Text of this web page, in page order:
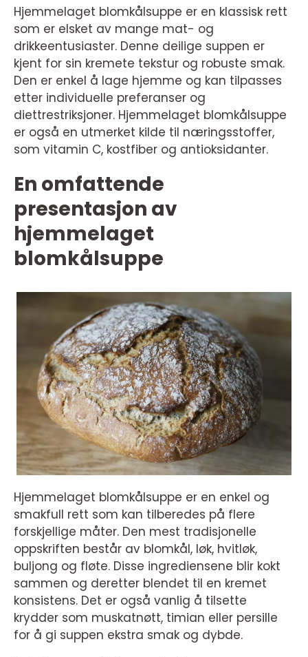
Hjemmelaget blomkålsuppe er en klassisk rett
som er elsket av mange mat- og
drikkeentusiaster. Denne deilige suppen er
kjent for sin kremete tekstur og robuste smak.
Den er enkel å lage hjemme og kan tilpasses
etter individuelle preferanser og
diettrestriksjoner. Hjemmelaget blomkålsuppe
er også en utmerket kilde til næringsstoffer,
som vitamin C, kostfiber og antioksidanter.
En omfattende
presentasjon av
hjemmelaget
blomkålsuppe
Hjemmelaget blomkålsuppe er en enkel og
smakfull rett som kan tilberedes på flere
forskjellige måter. Den mest tradisjonelle
oppskriften består av blomkål, løk, hvitløk,
buljong og fløte. Disse ingrediensene blir kokt
sammen og deretter blendet til en kremet
konsistens. Det er også vanlig å tilsette
krydder som muskatnøtt, timian eller persille
for å gi suppen ekstra smak og dybde.